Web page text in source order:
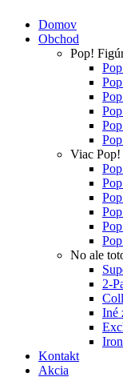
Domov
Obchod
Pop!
Viac
No ale
2-
Iné
Kontakt
Akcia